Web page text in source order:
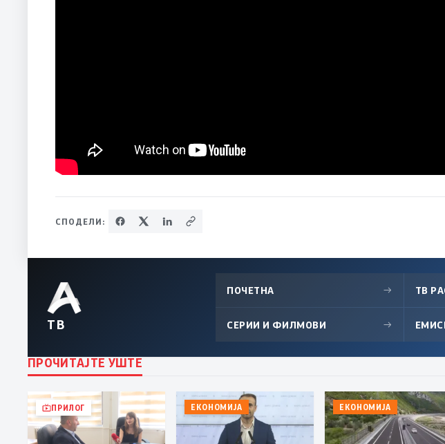
СПОДЕЛИ:
ТВ
ПОЧЕТНА → ТВ
СЕРИИ И ФИЛМОВИ →
ПРОЧИТАЈТЕ УШТЕ
ПРИЛОГ ЕКОНОМИЈА ЕКОНОМИЈА